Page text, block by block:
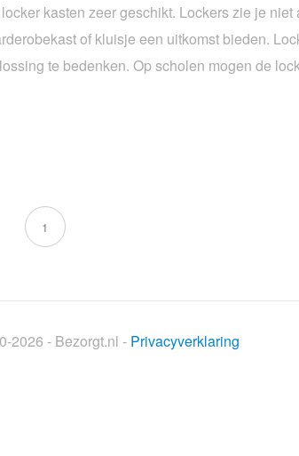
kasten zeer geschikt. Lockers zie je niet
of kluisje een uitkomst bieden.
te bedenken. Op scholen mogen de
1
2026 - Bezorgt.nl - Privacyverklaring